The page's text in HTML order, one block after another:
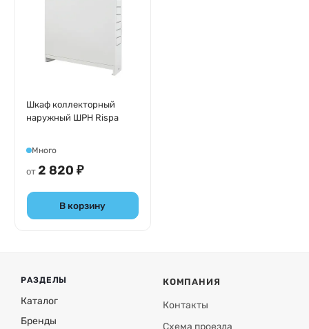
Шкаф коллекторный
наружный ШРН Rispa
Много
от 2 820 ₽
В корзину
РАЗДЕЛЫ
Каталог
Бренды
КОМПАНИЯ
Контакты
Схема проезда